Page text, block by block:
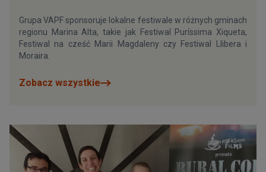
Grupa VAPF sponsoruje lokalne festiwale w różnych gminach
regionu Marina Alta, takie jak Festiwal Puríssima Xiqueta,
Festiwal na cześć Marii Magdaleny czy Festiwal Llibera i
Moraira.
Zobacz wszystkie